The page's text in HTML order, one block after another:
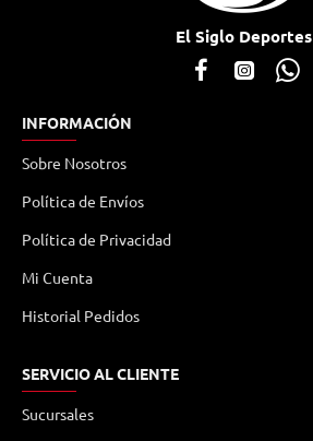
El Siglo Deportes
INFORMACIÓN
Sobre Nosotros
Política de Envíos
Política de Privacidad
Mi Cuenta
Historial Pedidos
SERVICIO AL CLIENTE
Sucursales